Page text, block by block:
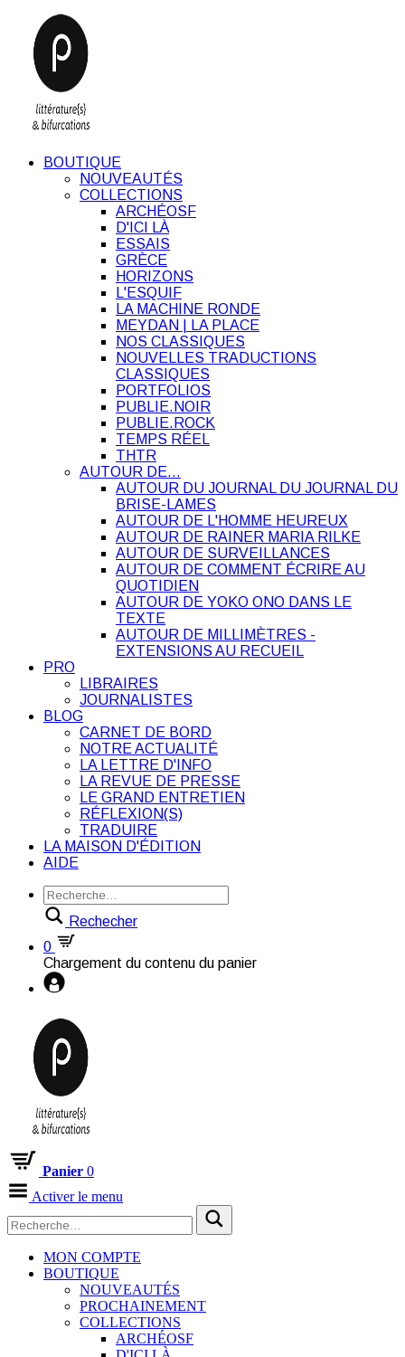
BOUTIQUE
NOUVEAUTÉS
COLLECTIONS
ARCHÉOSF
D'ICI LÀ
ESSAIS
GRÈCE
HORIZONS
L'ESQUIF
LA MACHINE RONDE
MEYDAN | LA PLACE
NOS CLASSIQUES
NOUVELLES TRADUCTIONS
CLASSIQUES
PORTFOLIOS
PUBLIE.NOIR
PUBLIE.ROCK
TEMPS RÉEL
THTR
AUTOUR DE…
AUTOUR DU JOURNAL DU JOURNAL DU
BRISE-LAMES
AUTOUR DE L'HOMME HEUREUX
AUTOUR DE RAINER MARIA RILKE
AUTOUR DE SURVEILLANCES
AUTOUR DE COMMENT ÉCRIRE AU
QUOTIDIEN
AUTOUR DE YOKO ONO DANS LE
TEXTE
AUTOUR DE MILLIMÈTRES -
EXTENSIONS AU RECUEIL
PRO
LIBRAIRES
JOURNALISTES
BLOG
CARNET DE BORD
NOTRE ACTUALITÉ
LA LETTRE D'INFO
LA REVUE DE PRESSE
LE GRAND ENTRETIEN
RÉFLEXION(S)
TRADUIRE
LA MAISON D'ÉDITION
AIDE
Rechecher
0
Chargement du contenu du panier
Panier 0
Activer le menu
MON COMPTE
BOUTIQUE
NOUVEAUTÉS
PROCHAINEMENT
COLLECTIONS
ARCHÉOSF